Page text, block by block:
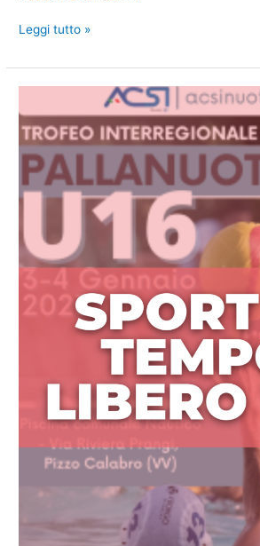
Torneo
Under
15
Calabro,
28-
29
Marzo
Leggi tutto »